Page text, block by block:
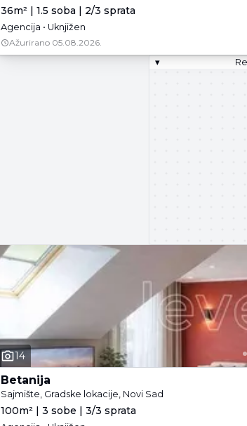
36m² | 1.5 soba | 2/3 sprata
Agencija • Uknjižen
Ažurirano 05.08.2026.
▾
14
Betanija
Sajmište, Gradske lokacije, Novi Sad
100m² | 3 sobe | 3/3 sprata